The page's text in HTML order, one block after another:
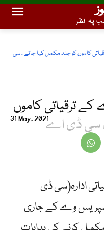
پہ نظر
کاموں کو جلد مکمل کیا جائے ، سی
ترقیاتی کاموں
سی ڈی اے31 May, 2021
ادارہ(سی ڈی
وے کے جاری